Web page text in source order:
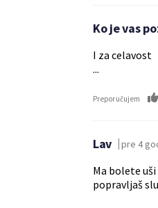
Ko je vas
I za celavost
...
Preporučujem
Lav pre 4
Ma bolete
popravljaš